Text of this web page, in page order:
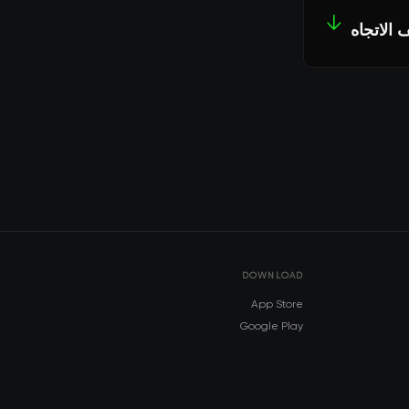
↓
DOWNLOAD
App Store
Google Play